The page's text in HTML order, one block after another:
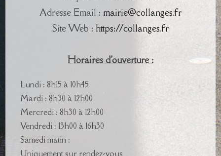
Adresse Email : mairie@collanges.fr
Site Web : https://collanges.fr
Horaires d'ouverture :
Lundi : 8h15 à 10h45
Mardi : 8h30 à 12h00
Mercredi : 8h30 à 12h00
Vendredi : 13h00 à 16h30
Samedi matin :
Uniquement sur rendez-vous